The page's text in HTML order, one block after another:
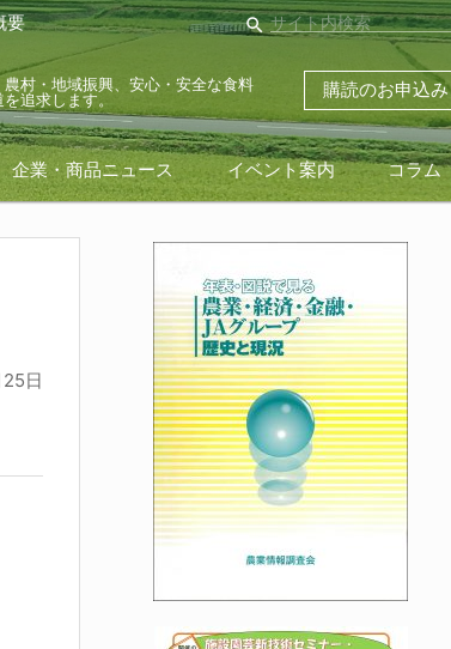
要 search
村・地域振興、安心・安全な食料
追求します。
購読のお申込み
企業・商品ニュース イベント案内 コラム
日